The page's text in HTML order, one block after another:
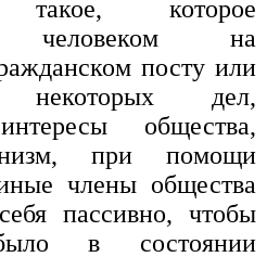
которое
человеком на
посту или
дел,
общества,
при помощи
члены общества
пассивно, чтобы
было в состоянии